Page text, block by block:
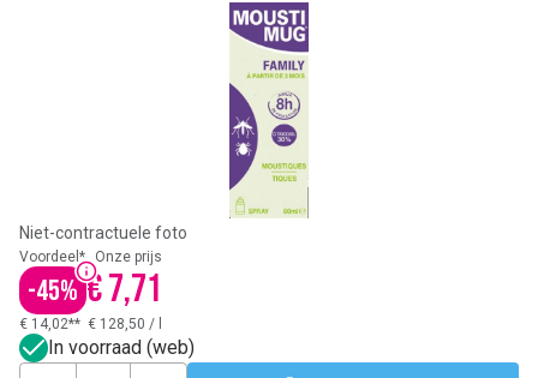
Niet-contractuele foto
Voordeel*
-45%
Onze prijs
€ 7,71
€ 14,02** € 128,50 /
In voorraad (web)